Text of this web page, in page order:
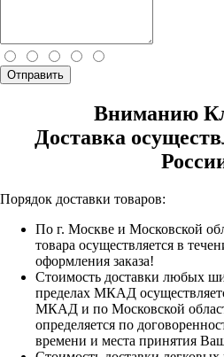
Отправить
Вниманию
Доставка
Порядок доставки товаров:
По г. Москве и Московской
товара осуществляется в
оформления заказа!
Стоимость доставки любых
пределах МКАД
МКАД и по Московской
определяется по
времени и места принятия